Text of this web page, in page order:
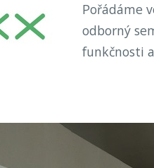
Pořádáme
odborný
funkčnosti